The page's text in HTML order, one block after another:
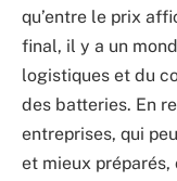
qu’entre le prix
final, il y a un
logistiques et du
des batteries. En
entreprises, qui
et mieux